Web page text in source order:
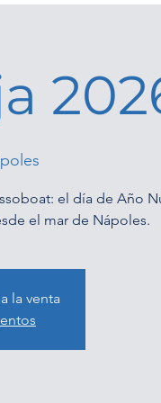
el día de Año
el mar de Nápoles.
la venta